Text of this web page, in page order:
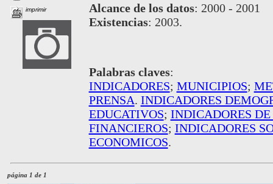
imprimir Alcance de los datos: 2000 - 2001
Existencias: 2003.
Palabras claves:
INDICADORES; MUNICIPIOS;
PRENSA. INDICADORES
EDUCATIVOS; INDICADORES
FINANCIEROS; INDICADORES
ECONOMICOS.
página 1 de 1